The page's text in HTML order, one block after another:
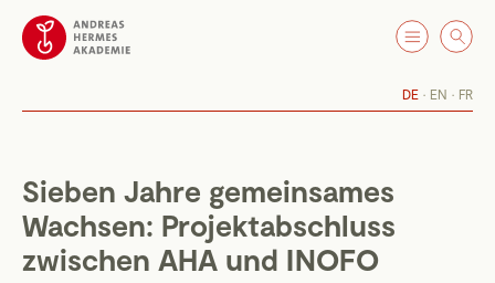
DE EN FR
Sieben Jahre gemeinsames
Wachsen: Projektabschluss
zwischen AHA und INOFO